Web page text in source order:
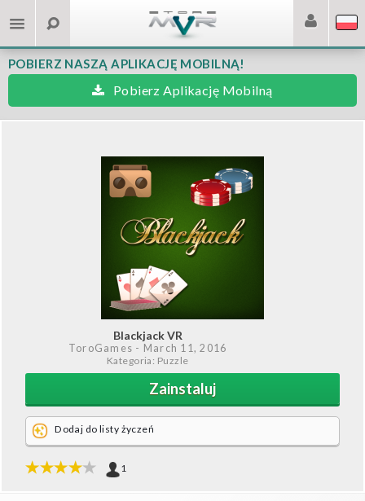
POBIERZ NASZĄ APLIKACJĘ MOBILNĄ!
Pobierz Aplikację Mobilną
Blackjack VR
ToroGames - March 11, 2016
Kategoria: Puzzle
Zainstaluj
Dodaj do listy życzeń
1